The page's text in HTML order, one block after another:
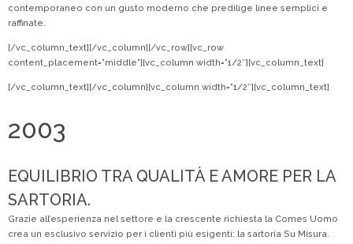
contemporaneo con un gusto moderno che predilige linee semplici e
raffinate.
[/vc_column_text][/vc_column][/vc_row][vc_row
content_placement=”middle”][vc_column width=”1/2″][vc_column_text]
[/vc_column_text][/vc_column][vc_column width=”1/2″][vc_column_text]
2003
EQUILIBRIO TRA QUALITÀ E AMORE PER LA
SARTORIA.
Grazie all’esperienza nel settore e la crescente richiesta la Comes Uomo
crea un esclusivo servizio per i clienti più esigenti: la sartoria Su Misura.